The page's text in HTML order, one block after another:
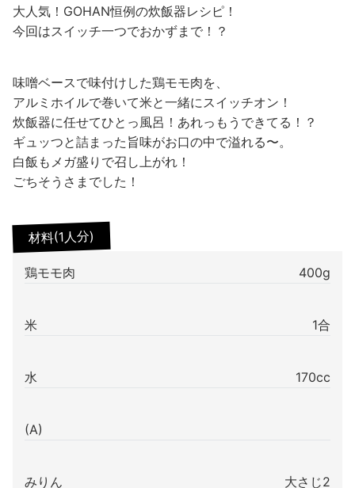
大人気！GOHAN恒例の炊飯器レシピ！
今回はスイッチ一つでおかずまで！？
味噌ベースで味付けした鶏モモ肉を、
アルミホイルで巻いて米と一緒にスイッチオン！
炊飯器に任せてひとっ風呂！あれっもうできてる！？
ギュッつと詰まった旨味がお口の中で溢れる〜。
白飯もメガ盛りで召し上がれ！
ごちそうさまでした！
材料(1人分)
鶏モモ肉 400g
米 1合
水 170cc
(A)
みりん 大さじ2